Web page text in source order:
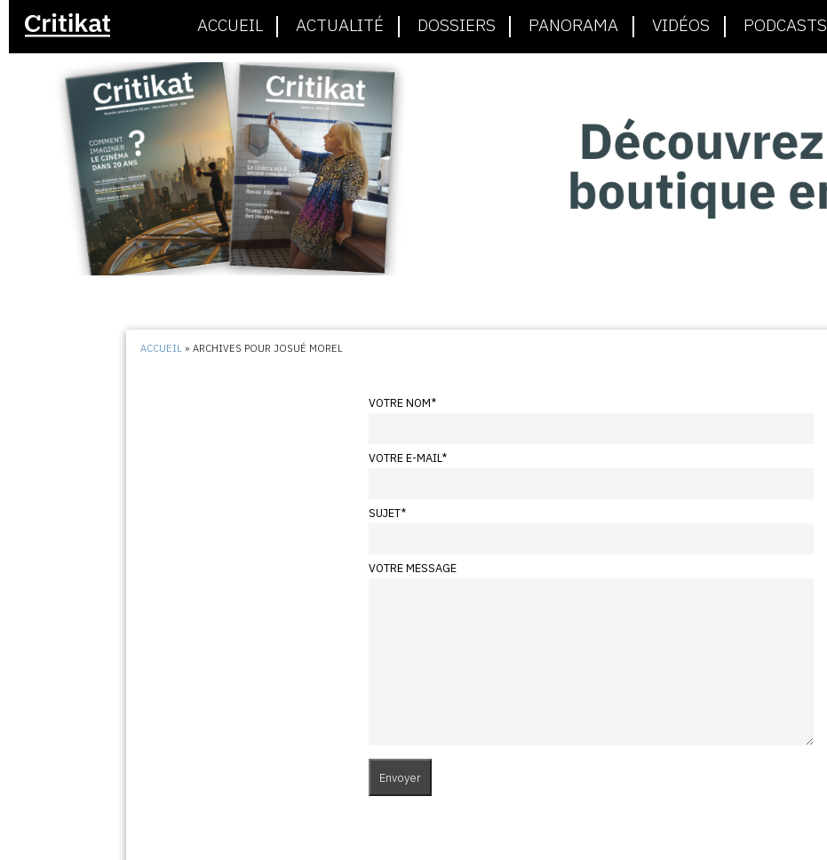
ACCUEIL ACTUALITÉ DOSSIERS PANORAMA VIDÉOS PODCASTS
ACCUEIL »ARCHIVES POUR JOSUÉ MOREL
VOTRE NOM*
VOTRE E-MAIL*
SUJET*
VOTRE MESSAGE